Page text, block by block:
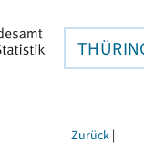
Zurück |